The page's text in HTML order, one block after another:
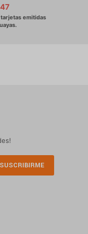
SUSCRIBIRME